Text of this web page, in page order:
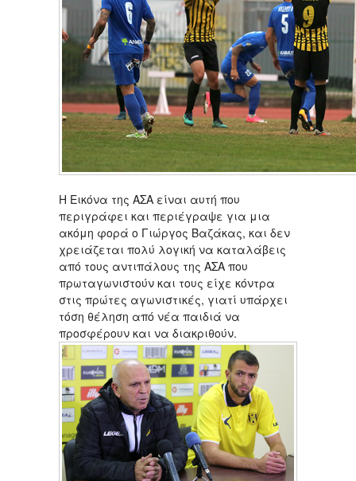
Η Εικόνα της ΑΣΑ είναι αυτή που
περιγράφει και περιέγραψε για μια
ακόμη φορά ο Γιώργος Βαζάκας, και δεν
χρειάζεται πολύ λογική να καταλάβεις
από τους αντιπάλους της ΑΣΑ που
πρωταγωνιστούν και τους είχε κόντρα
στις πρώτες αγωνιστικές, γιατί υπάρχει
τόση θέληση από νέα παιδιά να
προσφέρουν και να διακριθούν.